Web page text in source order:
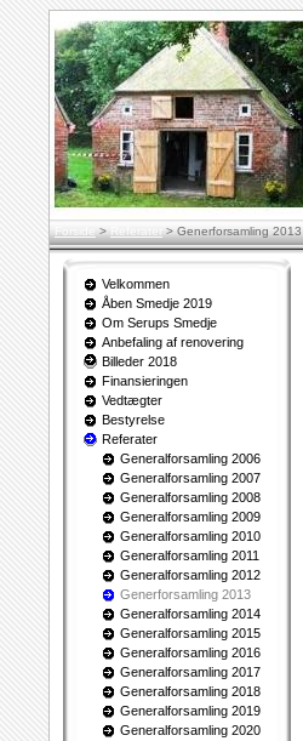
Forside > Referater > Generforsamling 2013
Velkommen
Åben Smedje 2019
Om Serups Smedje
Anbefaling af renovering
Billeder 2018
Finansieringen
Vedtægter
Bestyrelse
Referater
Generalforsamling 2006
Generalforsamling 2007
Generalforsamling 2008
Generalforsamling 2009
Generalforsamling 2010
Generalforsamling 2011
Generalforsamling 2012
Generforsamling 2013
Generalforsamling 2014
Generalforsamling 2015
Generalforsamling 2016
Generalforsamling 2017
Generalforsamling 2018
Generalforsamling 2019
Generalforsamling 2020